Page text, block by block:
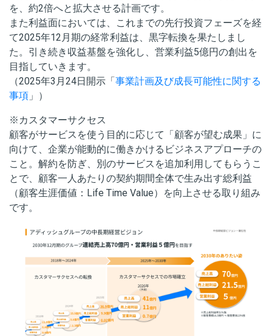
を、約2倍へと拡大させる計画です。
また利益面においては、これまでの先行投資フェーズを経
て2025年12月期の経常利益は、黒字転換を果たしまし
た。引き続き収益基盤を強化し、営業利益5億円の創出を
目指していきます。
（2025年3月24日開示「事業計画及び成長可能性に関する
事項 」）
※カスタマーサクセス
顧客がサービスを使う目的に応じて「顧客が望む成果」に
向けて、企業が能動的に働きかけるビジネスアプローチの
こと。解約を防ぎ、別のサービスを追加利用してもらうこ
とで、顧客一人あたりの契約期間全体で生み出す総利益
（顧客生涯価値：Life Time Value）を向上させる取り組み
です。